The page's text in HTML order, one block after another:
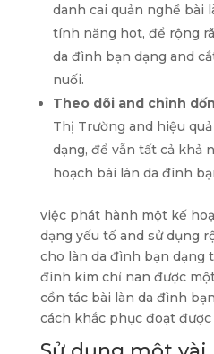
danh cai quản nghề bài
tính năng hot, để rộng
da đình bạn dạng and
nuối.
Theo dõi and chỉnh
Thị Trường and hiệu
dạng, để vẫn tất cả khả
hoạch bài làn da đình
việc phát hành một kế
dạng yếu tố and sử dụng
cho làn da đình bạn dạng
đình kim chỉ nan được
cồn tác bài làn da đình
cách khắc phục đoạt